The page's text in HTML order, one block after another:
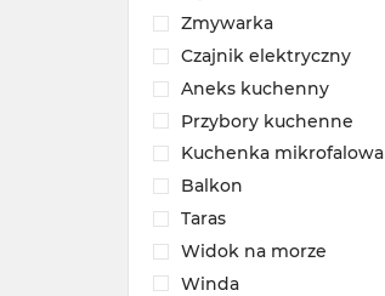
Zmywarka
Czajnik elektryczny
Aneks kuchenny
Przybory kuchenne
Kuchenka mikrofalowa
Balkon
Taras
Widok na morze
Winda